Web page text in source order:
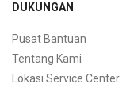
DUKUNGAN
Pusat Bantuan
Tentang Kami
Lokasi Service Center